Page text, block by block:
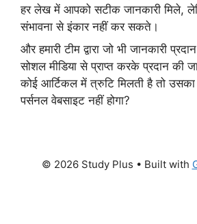
हर लेख में आपको सटीक जानकारी मिले,
संभावना से इंकार नहीं कर सकते।
और हमारी टीम द्वारा जो भी जानकारी
सोशल मीडिया से प्राप्त करके प्रदान की
कोई आर्टिकल में त्रुटि मिलती है तो उसका
पर्सनल वेबसाइट नहीं होगा?
© 2026 Study Plus • Built with